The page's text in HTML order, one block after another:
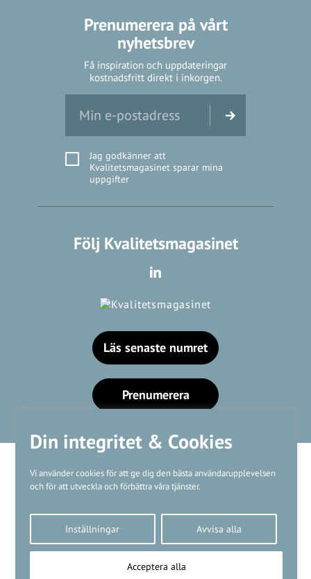
Din integritet & Cookies
Vi använder cookies för att ge dig den bästa användarupplevelsen
och för att utveckla och förbättra våra tjänster.
Inställningar Avvisa alla
Acceptera alla
Prenumerera på vårt
nyhetsbrev
Få inspiration och uppdateringar
kostnadsfritt direkt i inkorgen.
Jag godkänner att
Kvalitetsmagasinet sparar mina
uppgifter
Följ Kvalitetsmagasinet
Läs senaste numret
Prenumerera
Kundtjänst